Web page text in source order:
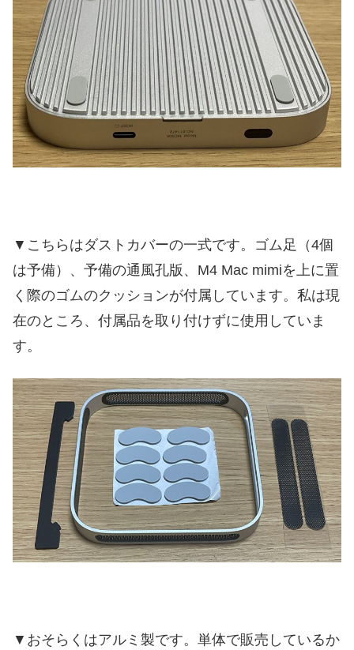
▼こちらはダストカバーの一式です。ゴム足（4個
は予備）、予備の通風孔版、M4 Mac mimiを上に置
く際のゴムのクッションが付属しています。私は現
在のところ、付属品を取り付けずに使用していま
す。
▼おそらくはアルミ製です。単体で販売しているか